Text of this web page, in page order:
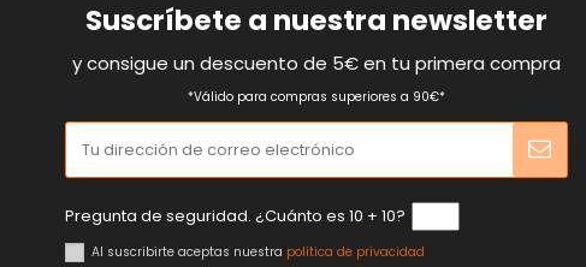
Suscríbete a nuestra newsletter
y consigue un descuento de 5€ en tu primera compra
*Válido para compras superiores a 90€*
Pregunta de seguridad. ¿Cuánto es 10 + 10?
Al suscribirte aceptas nuestra política de privacidad